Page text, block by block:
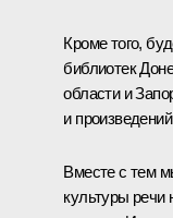
Кроме того,
библиотек
области и
и
Вместе с тем
культуры речи